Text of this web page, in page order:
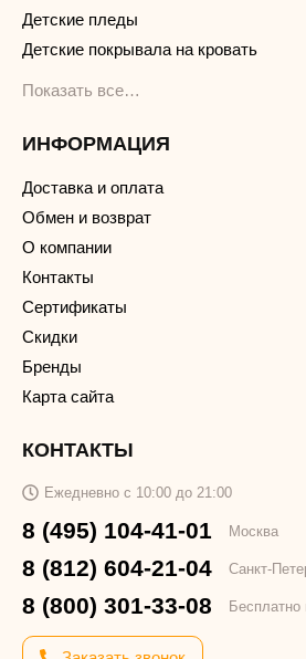
Детские пледы
Детские покрывала на кровать
Показать все…
ИНФОРМАЦИЯ
Доставка и оплата
Обмен и возврат
О компании
Контакты
Сертификаты
Скидки
Бренды
Карта сайта
КОНТАКТЫ
Ежедневно с 10:00 до 21:00
8 (495) 104-41-01 Москва
8 (812) 604-21-04 Санкт-
8 (800) 301-33-08 Бесплатно